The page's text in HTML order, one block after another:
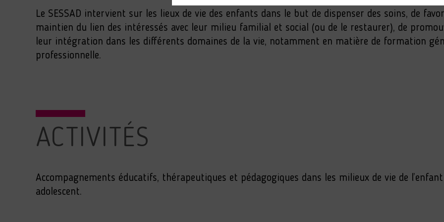
Le SESSAD intervient sur les lieux de vie des enfants dans le but de dispenser des soins, de
maintien du lien des intéressés avec leur milieu familial et social (ou de le restaurer), de
leur intégration dans les différents domaines de la vie, notamment en matière de formation
professionnelle.
ACTIVITÉS
Accompagnements éducatifs, thérapeutiques et pédagogiques dans les milieux de vie de
adolescent.